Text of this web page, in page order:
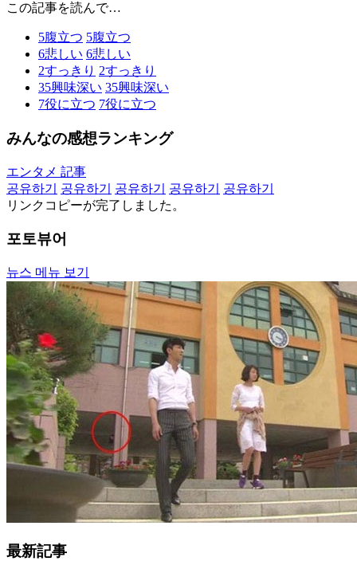
この記事を読んで…
5腹立つ 5腹立つ
6悲しい 6悲しい
2すっきり 2すっきり
35興味深い 35興味深い
7役に立つ 7役に立つ
みんなの感想ランキング
エンタメ 記事
공유하기
공유하기 공유하기 공유하기
공유하기
リンクコピーが完了しました。
포토뷰어
뉴스 메뉴 보기
最新記事